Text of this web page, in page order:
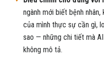
ngành mới biết bệnh
của mình thực sự cần gì,
sao — những chi tiết mà
không mô tả.